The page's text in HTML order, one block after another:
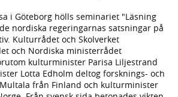
i Göteborg hölls seminariet "Läsning
nordiska regeringarnas satsningar på
Kulturrådet och Skolverket
och Nordiska ministerrådet
kulturminister Parisa Liljestrand
Lotta Edholm deltog forsknings- och
från Finland och kulturminister